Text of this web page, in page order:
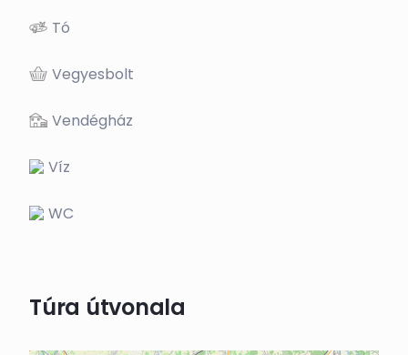
Tó
Vegyesbolt
Vendégház
Víz
WC
Túra útvonala